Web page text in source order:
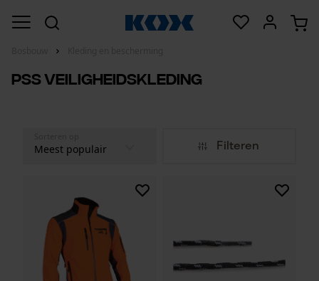
PSS veiligheidskleding
Filteren